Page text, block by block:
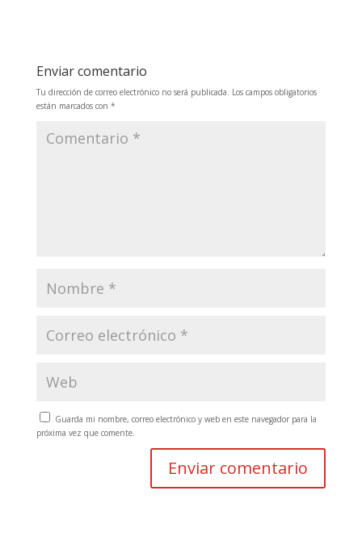
Enviar comentario
Tu dirección de correo electrónico no será publicada. Los campos obligatorios
están marcados con *
Guarda mi nombre, correo electrónico y web en este navegador para la
próxima vez que comente.